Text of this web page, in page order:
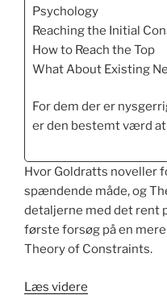
Psychology
Reaching the Initial
How to Reach the Top
What About Existing
For dem der er
er den bestemt værd
Hvor Goldratts noveller
spændende måde, og
detaljerne med det rent
første forsøg på en
Theory of Constraints.
Læs videre